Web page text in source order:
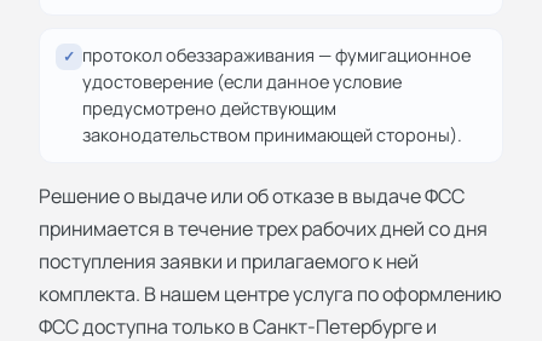
✓ протокол обеззараживания — фумигационное
удостоверение (если данное условие
предусмотрено действующим
законодательством принимающей стороны).
Решение о выдаче или об отказе в выдаче ФСС
принимается в течение трех рабочих дней со дня
поступления заявки и прилагаемого к ней
комплекта. В нашем центре услуга по оформлению
ФСС доступна только в Санкт-Петербурге и